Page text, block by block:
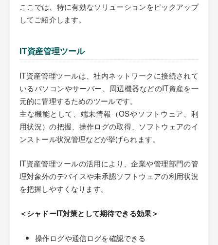
ここでは、特に有効なソリューションをピックアップ
してご紹介します。
IT資産管理ツール
IT資産管理ツールは、社内ネットワークに接続されて
いるパソコンやサーバー、周辺機器などのIT資産を一
元的に管理するためのツールです。
主な機能として、端末情報（OSやソフトウェア、利
用状況）の把握、操作ログの取得、ソフトウェアのイ
ンストール状況管理などが挙げられます。
IT資産管理ツールの活用により、企業や管理部門の管
理対象外のデバイスや未承認ソフトウェアの利用状況
を把握しやすくなります。
＜シャドーIT対策として期待できる効果＞
操作ログや通信ログを確認できる